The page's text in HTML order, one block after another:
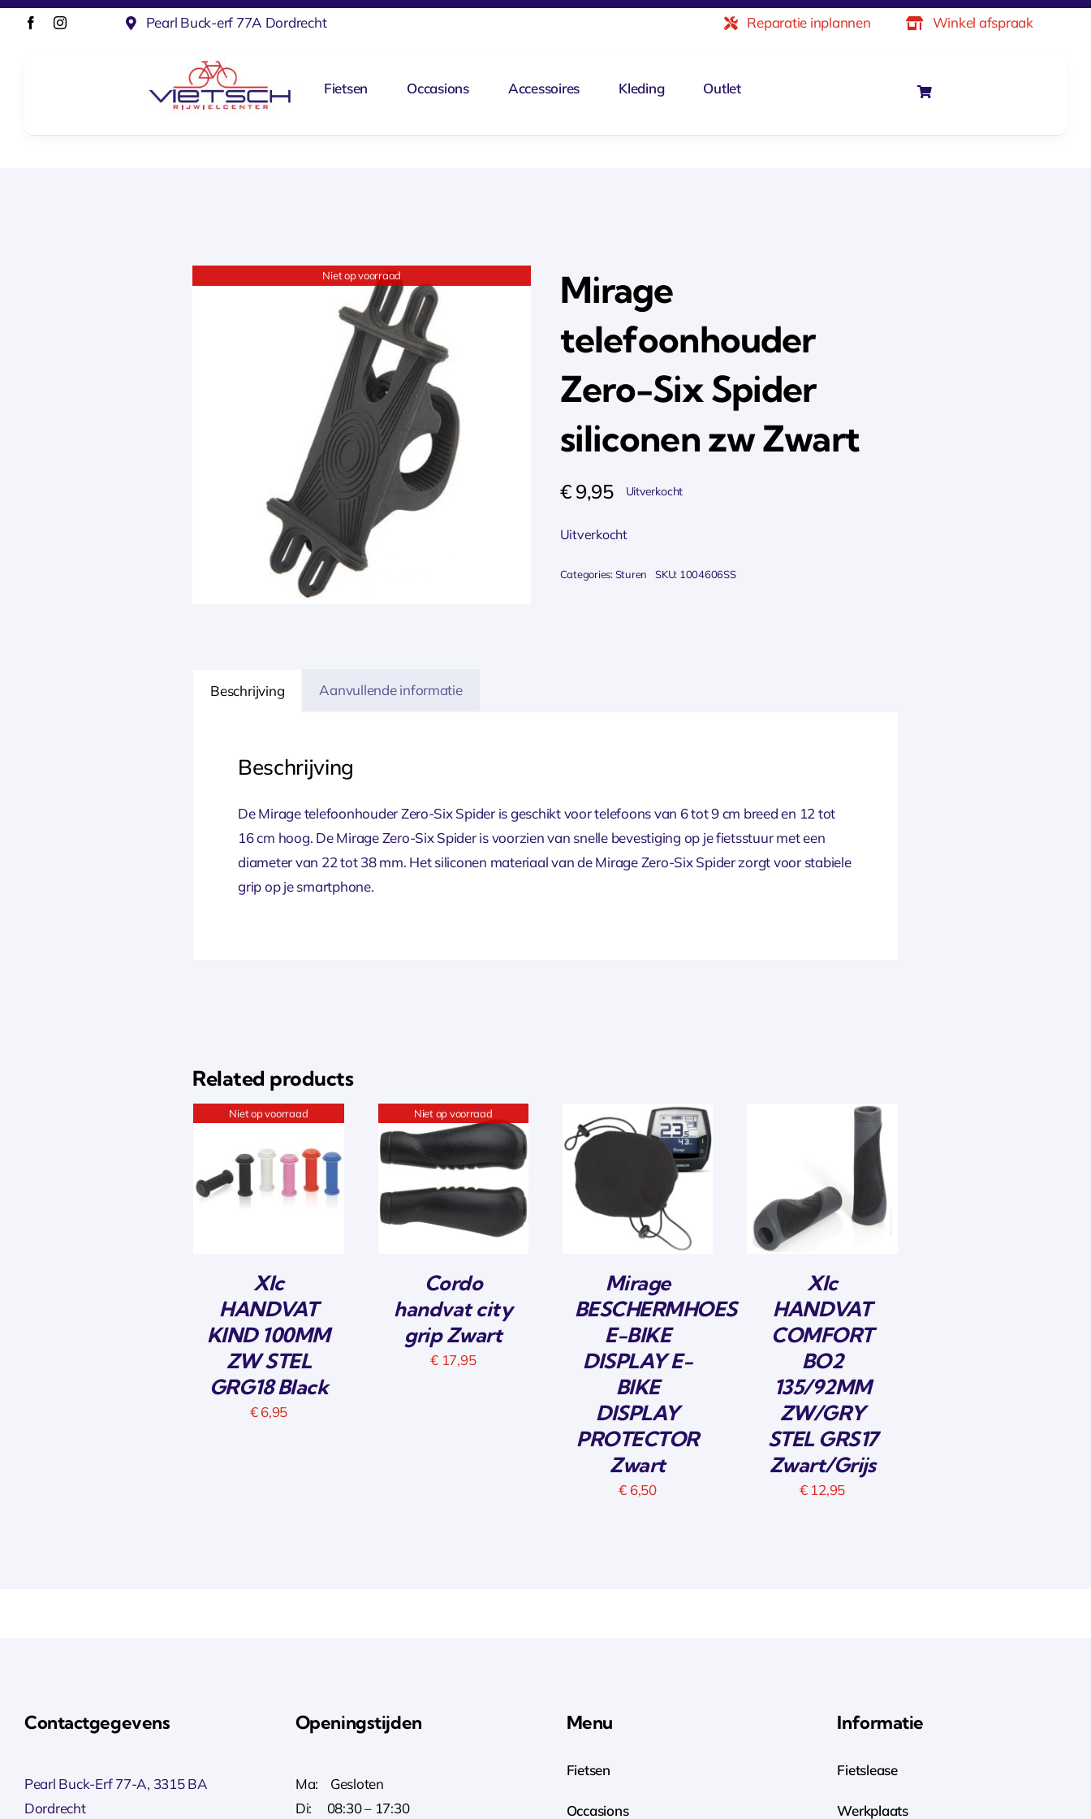
Ga
Pearl Buck-erf 77A Dordrecht Reparatie inplannen Winkel afspraak
Fietsen Occasions Accessoires Kleding Outlet
Niet op voorraad
Mirage
telefoonhouder
Zero-Six Spider
siliconen zw Zwart
€9,95 Uitverkocht
Uitverkocht
Categories:Sturen SKU: 1004606SS
Beschrijving Aanvullende informatie
Beschrijving
De Mirage telefoonhouder Zero-Six Spider is geschikt voor telefoons van 6 tot 9 cm breed en 12 tot
16 cm hoog. De Mirage Zero-Six Spider is voorzien van snelle bevestiging op je fietsstuur met een
diameter van 22 tot 38 mm. Het siliconen materiaal van de Mirage Zero-Six Spider zorgt voor stabiele
grip op je smartphone.
Related products
Niet op voorraad
Xlc
HANDVAT
KIND 100MM
ZW STEL
GRG18 Black
€6,95
Niet op voorraad
Cordo
handvat city
grip Zwart
€17,95
Mirage
BESCHERMHOES
E-BIKE
DISPLAY E-
BIKE
DISPLAY
PROTECTOR
Zwart
€ 6,50
Xlc
HANDVAT
COMFORT
BO2
135/92MM
ZW/GRY
STEL GRS17
Zwart/Grijs
€12,95
Contactgegevens
Pearl Buck-Erf 77-A, 3315 BA
Dordrecht
Openingstijden
Ma: Gesloten
Di: 08:30 – 17:30
Menu
Fietsen
Occasions
Informatie
Fietslease
Werkplaats